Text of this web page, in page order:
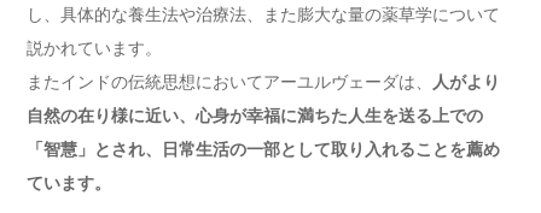
し、具体的な養生法や治療法、また膨大な量の薬草学について
説かれています。
またインドの伝統思想においてアーユルヴェーダは、
人がより
自然の在り様に近い、心身が幸福に満ちた人生を送る上での
「智慧」とされ、日常生活の一部として取り入れることを薦め
ています。